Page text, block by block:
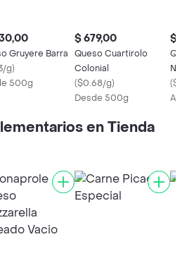
Gruyere Barra
g)
500g
$ 679,00
Queso Cuartirolo
Colonial
($0.68/g)
Desde 500g
$
(
en Tienda